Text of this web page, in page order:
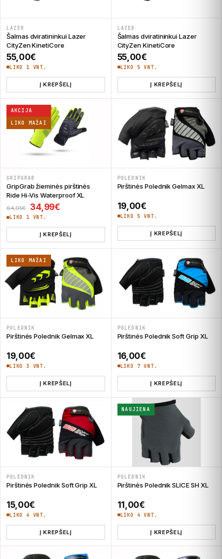
LAZER
Šalmas dviratininkui Lazer
CityZen KinetiCore
55,00€
LIKO 1 VNT.
Į KREPŠELĮ
LAZER
Šalmas dviratininkui Lazer
CityZen KinetiCore
55,00€
LIKO 5 VNT.
Į KREPŠELĮ
AKCIJA
LIKO MAŽAI
GRIPGRAB
GripGrab žieminės pirštinės
Ride Hi-Vis Waterproof XL
64,95€ Original price was: 64,95€.
34,99€Current price is: 34,99€.
LIKO 1 VNT.
Į KREPŠELĮ
POLEDNIK
Pirštinės Polednik Gelmax XL
19,00€
LIKO 5 VNT.
Į KREPŠELĮ
LIKO MAŽAI
POLEDNIK
Pirštinės Polednik Gelmax XL
19,00€
LIKO 3 VNT.
Į KREPŠELĮ
POLEDNIK
Pirštinės Polednik Soft Grip XL
16,00€
LIKO 7 VNT.
Į KREPŠELĮ
POLEDNIK
Pirštinės Polednik Soft Grip XL
15,00€
LIKO 4 VNT.
Į KREPŠELĮ
NAUJIENA
POLEDNIK
Pirštinės Polednik SLICE SH XL
11,00€
LIKO 4 VNT.
Į KREPŠELĮ